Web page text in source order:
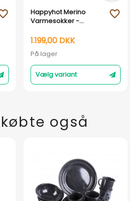
Happyhot Merino
Varmesokker -
1.199,00 DKK
På lager
Vælg variant
favorite_outline
også